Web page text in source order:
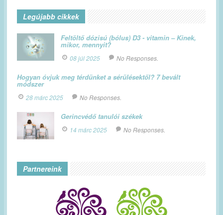
Legújabb cikkek
Feltöltő dózisú (bólus) D3 - vitamin – Kinek,
mikor, mennyit?
08 júl 2025 No Responses.
Hogyan óvjuk meg térdünket a sérülésektől? 7 bevált
módszer
28 márc 2025 No Responses.
Gerincvédő tanulói székek
14 márc 2025 No Responses.
Partnereink